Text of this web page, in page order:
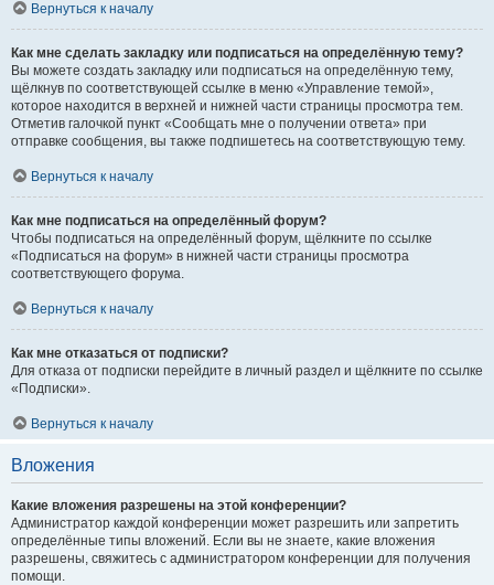
Вернуться к началу
Как мне сделать закладку или подписаться на определённую тему?
Вы можете создать закладку или подписаться на определённую тему,
щёлкнув по соответствующей ссылке в меню «Управление темой»,
которое находится в верхней и нижней части страницы просмотра тем.
Отметив галочкой пункт «Сообщать мне о получении ответа» при
отправке сообщения, вы также подпишетесь на соответствующую тему.
Вернуться к началу
Как мне подписаться на определённый форум?
Чтобы подписаться на определённый форум, щёлкните по ссылке
«Подписаться на форум» в нижней части страницы просмотра
соответствующего форума.
Вернуться к началу
Как мне отказаться от подписки?
Для отказа от подписки перейдите в личный раздел и щёлкните по ссылке
«Подписки».
Вернуться к началу
Вложения
Какие вложения разрешены на этой конференции?
Администратор каждой конференции может разрешить или запретить
определённые типы вложений. Если вы не знаете, какие вложения
разрешены, свяжитесь с администратором конференции для получения
помощи.